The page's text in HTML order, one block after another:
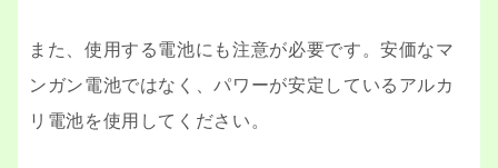
また、使用する電池にも注意が必要です。安価なマ
ンガン電池ではなく、パワーが安定しているアルカ
リ電池を使用してください。